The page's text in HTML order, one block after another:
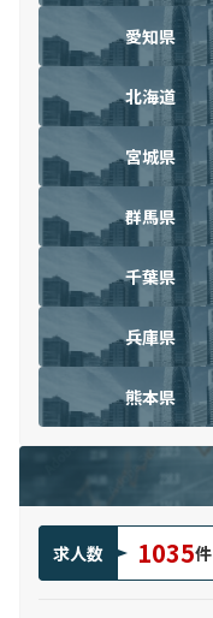
愛知県
北海道
宮城県
群馬県
千葉県
兵庫県
熊本県
求人数 1035件